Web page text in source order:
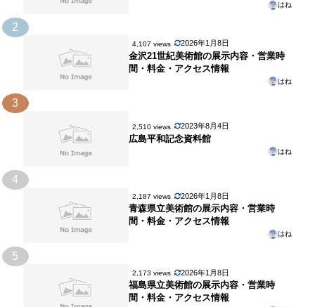
金・
ア
情
はね
2
4,107 views 2026年1月8日
金沢21世紀美術館の展示内容・営業時
間・料金・アクセス情報
はね
3
2,510 views 2023年8月4日
広島平和記念資料館
はね
4
2,187 views 2026年1月8日
青森県立美術館の展示内容・営業時
間・料金・アクセス情報
はね
5
2,173 views 2026年1月8日
福島県立美術館の展示内容・営業時
間・料金・アクセス情報